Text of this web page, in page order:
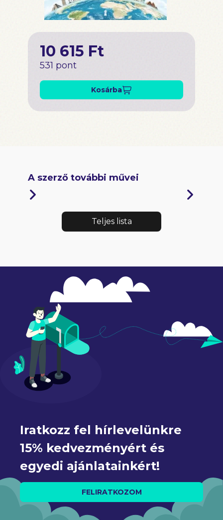
10 615 Ft
531 pont
Kosárba
A szerző további művei
Teljes lista
Iratkozz fel hírlevelünkre
15% kedvezményért és
egyedi ajánlatainkért!
FELIRATKOZOM